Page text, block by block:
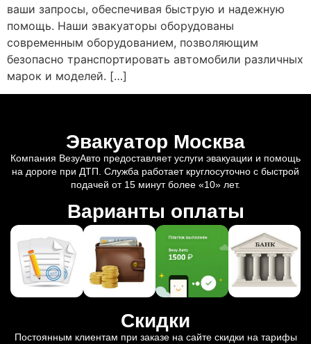
ваши запросы, обеспечивая быструю и надежную
помощь. Наши эвакуаторы оборудованы
современным оборудованием, позволяющим
безопасно транспортировать автомобили различных
марок и моделей. […]
Эвакуатор Москва
Компания ВезуАвто предоставляет услуги эвакуации и помощь
на дороге при ДТП. Служба работает круглосуточно с быстрой
подачей от 15 минут более «10» лет.
Варианты оплаты
Скидки
Постоянным клиентам при заказе на сайте скидки на тарифы